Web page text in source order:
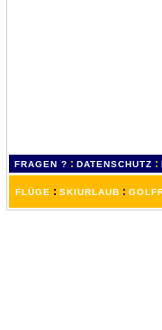
FRAGEN ? : DATENSCHUTZ :
FLÜGE : SKIURLAUB :